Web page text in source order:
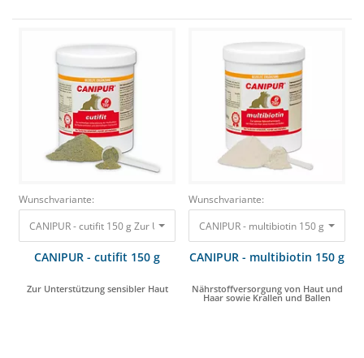
Wunschvariante:
CANIPUR - cutifit 150 g Zur Unterstützung sensibler Haut 14,00 €
CANIPUR - cutifit 150 g
Zur Unterstützung sensibler Haut
Wunschvariante:
CANIPUR - multibiotin 150 g
CANIPUR - multibiotin 150 g
Nährstoffversorgung von Haut und
Haar sowie Krallen und Ballen